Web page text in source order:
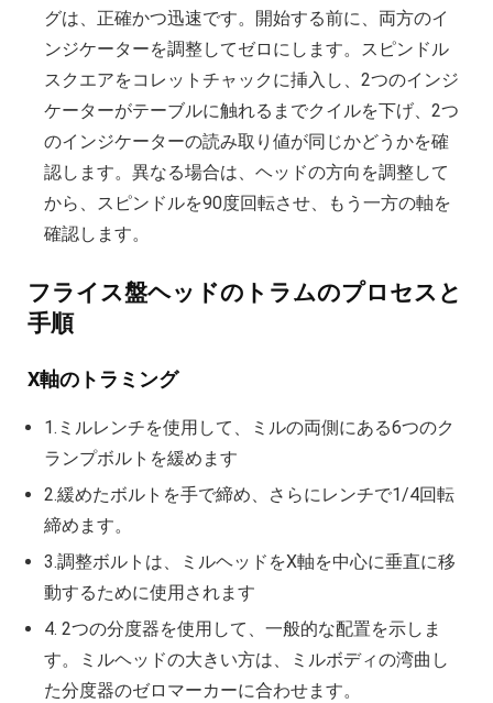
グは、正確かつ迅速です。開始する前に、両方のイ
ンジケーターを調整してゼロにします。スピンドル
スクエアをコレットチャックに挿入し、2つのインジ
ケーターがテーブルに触れるまでクイルを下げ、2つ
のインジケーターの読み取り値が同じかどうかを確
認します。異なる場合は、ヘッドの方向を調整して
から、スピンドルを90度回転させ、もう一方の軸を
確認します。
フライス盤ヘッドのトラムのプロセスと
手順
X軸のトラミング
1.ミルレンチを使用して、ミルの両側にある6つのク
ランプボルトを緩めます
2.緩めたボルトを手で締め、さらにレンチで1/4回転
締めます。
3.調整ボルトは、ミルヘッドをX軸を中心に垂直に移
動するために使用されます
4. 2つの分度器を使用して、一般的な配置を示しま
す。ミルヘッドの大きい方は、ミルボディの湾曲し
た分度器のゼロマーカーに合わせます。